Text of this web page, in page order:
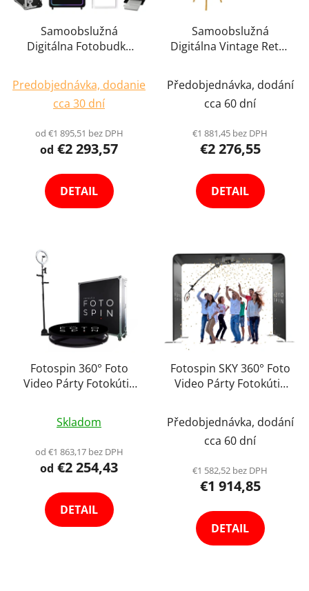
Samoobslužná
Digitálna Fotobudka
Kútik Kiosk Selfie
Photo Booth +
Tlačiareň
hodnotenie
produktu
je
4,3
5
hviezdičiek.
Predobjednávka, dodanie
cca 30 dní
od €1 895,51 bez DPH
od €2 293,57
DETAIL
Samoobslužná
Digitálna Vintage Retro
Fotokútik Párty Kútik
Kiosk Selfie Photo
Booth + Wifi Tiskárna
hodnotenie
produktu
je
4,4
5
hviezdičiek.
Předobjednávka, dodání
cca 60 dní
€1 881,45 bez DPH
€2 276,55
DETAIL
Fotospin 360° Foto
Video Párty Fotokútik
Stojan Fotobudka na
Videozáznam Photo
hodnotenie
produktu
je
z
Skladom
od €1 863,17 bez DPH
od €2 254,43
DETAIL
Fotospin SKY 360° Foto
Video Párty Fotokútik
Platforma Stojan na
Videozáznam Photo
Booth Panorama
hodnotenie
produktu
je
4,8
5
hviezdičiek.
Předobjednávka, dodání
cca 60 dní
€1 582,52 bez DPH
€1 914,85
DETAIL
Newsletter
×